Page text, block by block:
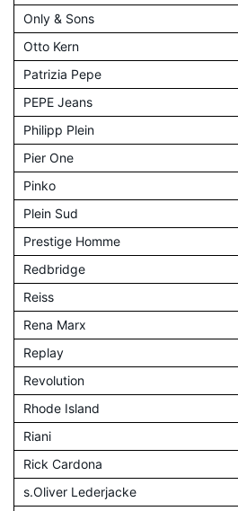
Only & Sons
Otto Kern
Patrizia Pepe
PEPE Jeans
Philipp Plein
Pier One
Pinko
Plein Sud
Prestige Homme
Redbridge
Reiss
Rena Marx
Replay
Revolution
Rhode Island
Riani
Rick Cardona
s.Oliver Lederjacke